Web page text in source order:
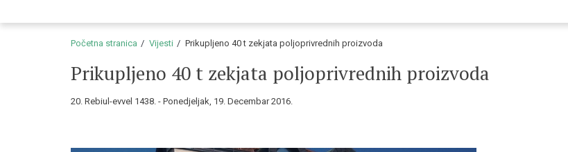
Početna stranica Vijesti Prikupljeno 40 t zekjata poljoprivrednih proizvoda
Prikupljeno 40 t zekjata poljoprivrednih proizvoda
20. Rebiul-evvel 1438. - Ponedjeljak, 19. Decembar 2016.